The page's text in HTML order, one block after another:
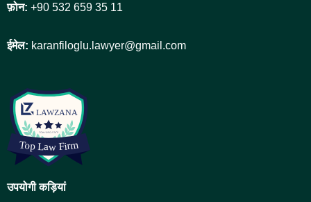
फ़ोन: +90 532 659 35 11
ईमेल: karanfiloglu.lawyer@gmail.com
उपयोगी कड़ियां